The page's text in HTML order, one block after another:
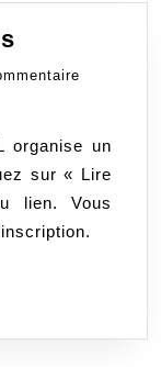
organise un
sur « Lire
lien. Vous